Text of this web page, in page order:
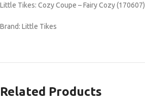
Little Tikes: Cozy Coupe – Fairy Cozy (170607)
Brand: Little Tikes
Related Products